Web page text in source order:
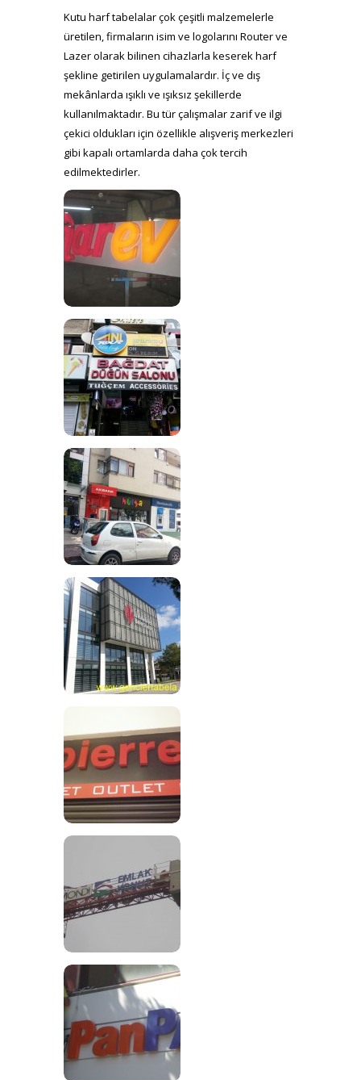
Kutu harf tabelalar çok çeşitli malzemelerle
üretilen, firmaların isim ve logolarını Router ve
Lazer olarak bilinen cihazlarla keserek harf
şekline getirilen uygulamalardır. İç ve dış
mekânlarda ışıklı ve ışıksız şekillerde
kullanılmaktadır. Bu tür çalışmalar zarif ve ilgi
çekici oldukları için özellikle alışveriş merkezleri
gibi kapalı ortamlarda daha çok tercih
edilmektedirler.